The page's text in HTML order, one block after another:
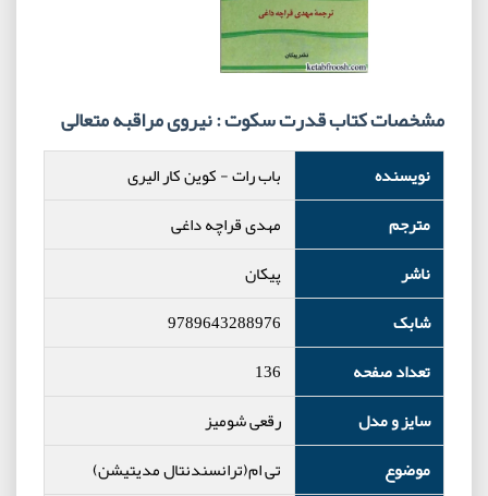
مشخصات کتاب قدرت سکوت : نیروی مراقبه متعالی
نویسنده باب رات-کوین کار الیری
مترجم
مهدی قراچه داغی
ناشر
پیکان
شابک
9789643288976
تعداد صفحه
136
سایز و مدل
رقعی شومیز
موضوع
تی ام(ترانسندنتال مدیتیشن)